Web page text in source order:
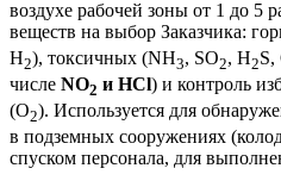
воздухе рабочей зоны от 1 до 5
веществ на выбор Заказчика:
H2), токсичных (NH3, SO2, H2S,
числе NO2 и HCl) и контроль
(O2). Используется для
в подземных сооружениях
спуском персонала, для